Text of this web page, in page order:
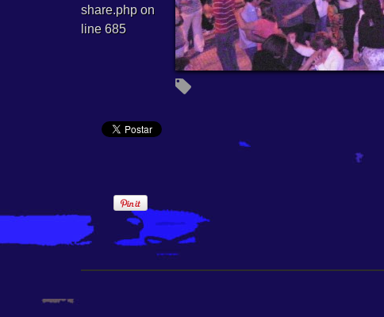
share.php on
line 685